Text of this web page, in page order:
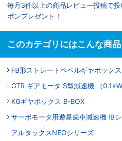
毎月3件以上の商品レビュー投稿で
ポンプレゼント！
このカテゴリにはこんな商品
FB形ストレートベベルギヤボックス
GTR ギアモータ S型減速機 （
KGギヤボックス B-BOX
サーボモータ用遊星歯車減速機 IB
アルタックスNEOシリーズ